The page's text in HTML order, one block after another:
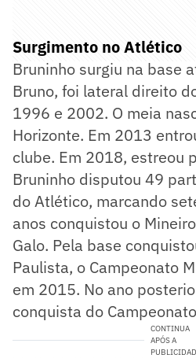
Surgimento no Atlético
Bruninho surgiu na base
Bruno, foi lateral direito
1996 e 2002. O meia
Horizonte. Em 2013
clube. Em 2018, estreou
Bruninho disputou 49
do Atlético, marcando
anos conquistou o
Galo. Pela base
Paulista, o Campeonato
em 2015. No ano
conquista do
CONTINUA
APÓS A